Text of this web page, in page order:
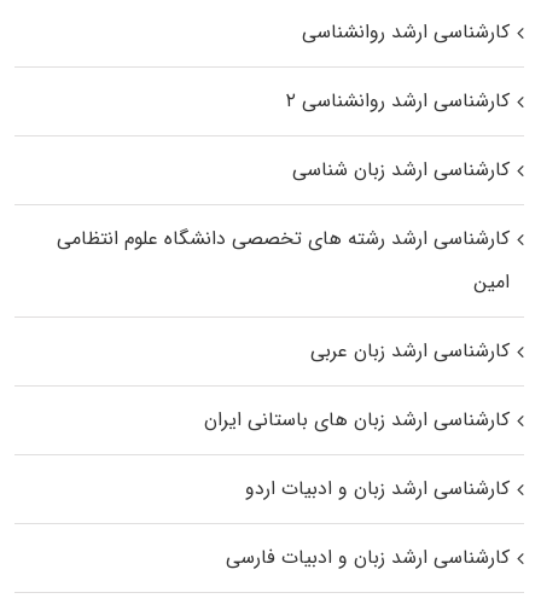
کارشناسی ارشد روانشناسی
کارشناسی ارشد روانشناسی ۲
کارشناسی ارشد زبان شناسی
کارشناسی ارشد رﺷﺘﻪ ﻫﺎی تخصصی داﻧﺸﮕﺎه ﻋﻠﻮم انتظامی
اﻣﻴﻦ
کارشناسی ارشد زبان عربی
کارشناسی ارشد زبان‌ های باستانی ایران
کارشناسی ارشد زبان و ادبیات اردو
کارشناسی ارشد زبان و ادبیات فارسی